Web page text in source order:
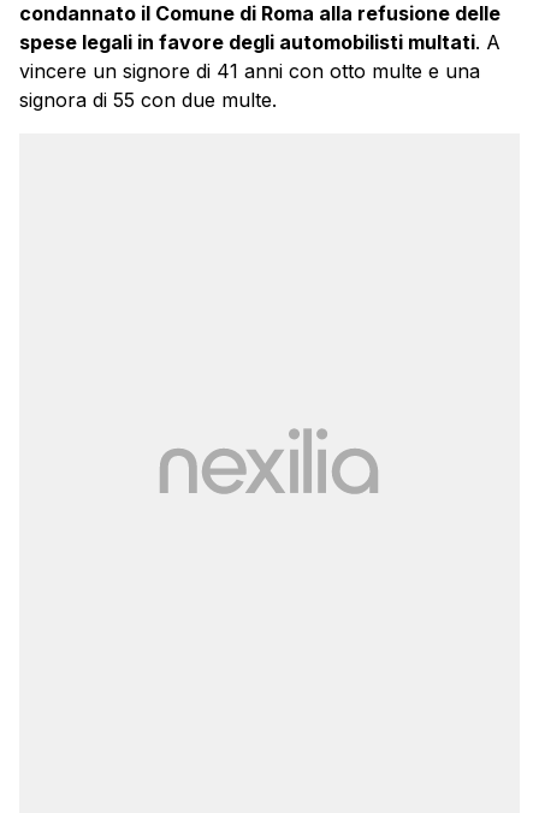
condannato il Comune di Roma alla refusione delle
spese legali in favore degli automobilisti multati. A
vincere un signore di 41 anni con otto multe e una
signora di 55 con due multe.